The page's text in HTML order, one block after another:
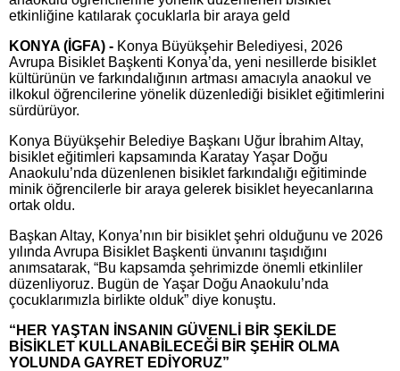
etkinliğine katılarak çocuklarla bir araya geld
KONYA (İGFA) - Konya Büyükşehir Belediyesi, 2026
Avrupa Bisiklet Başkenti Konya’da, yeni nesillerde bisiklet
kültürünün ve farkındalığının artması amacıyla anaokul ve
ilkokul öğrencilerine yönelik düzenlediği bisiklet eğitimlerini
sürdürüyor.
Konya Büyükşehir Belediye Başkanı Uğur İbrahim Altay,
bisiklet eğitimleri kapsamında Karatay Yaşar Doğu
Anaokulu’nda düzenlenen bisiklet farkındalığı eğitiminde
minik öğrencilerle bir araya gelerek bisiklet heyecanlarına
ortak oldu.
Başkan Altay, Konya’nın bir bisiklet şehri olduğunu ve 2026
yılında Avrupa Bisiklet Başkenti ünvanını taşıdığını
anımsatarak, “Bu kapsamda şehrimizde önemli etkinliler
düzenliyoruz. Bugün de Yaşar Doğu Anaokulu’nda
çocuklarımızla birlikte olduk” diye konuştu.
“HER YAŞTAN İNSANIN GÜVENLİ BİR ŞEKİLDE
BİSİKLET KULLANABİLECEĞİ BİR ŞEHİR OLMA
YOLUNDA GAYRET EDİYORUZ”